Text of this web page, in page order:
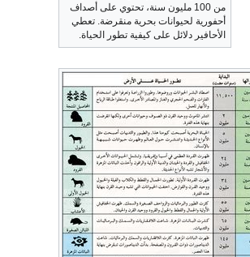
من 100 مليون سنة، تحتوي على أصداف
أحفورية لحيوانات بحرية منقرضة. تعطي
الأحافير دلائل على كيفية تطور الحياة.